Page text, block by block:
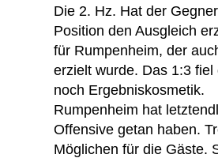
Die 2. Hz. Hat der
Position den Ausgleich
für Rumpenheim, der
erzielt wurde. Das 1:3
noch Ergebniskosmetik.
Rumpenheim hat
Offensive getan haben.
Möglichen für die Gäste.